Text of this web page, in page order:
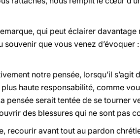
qui peut éclairer davantage
que vous venez d’évoquer
notre pensée, lorsqu’il s’agit
haute responsabilité, comme
serait tentée de se tourner
des blessures qui ne sont pas
recourir avant tout au pardon